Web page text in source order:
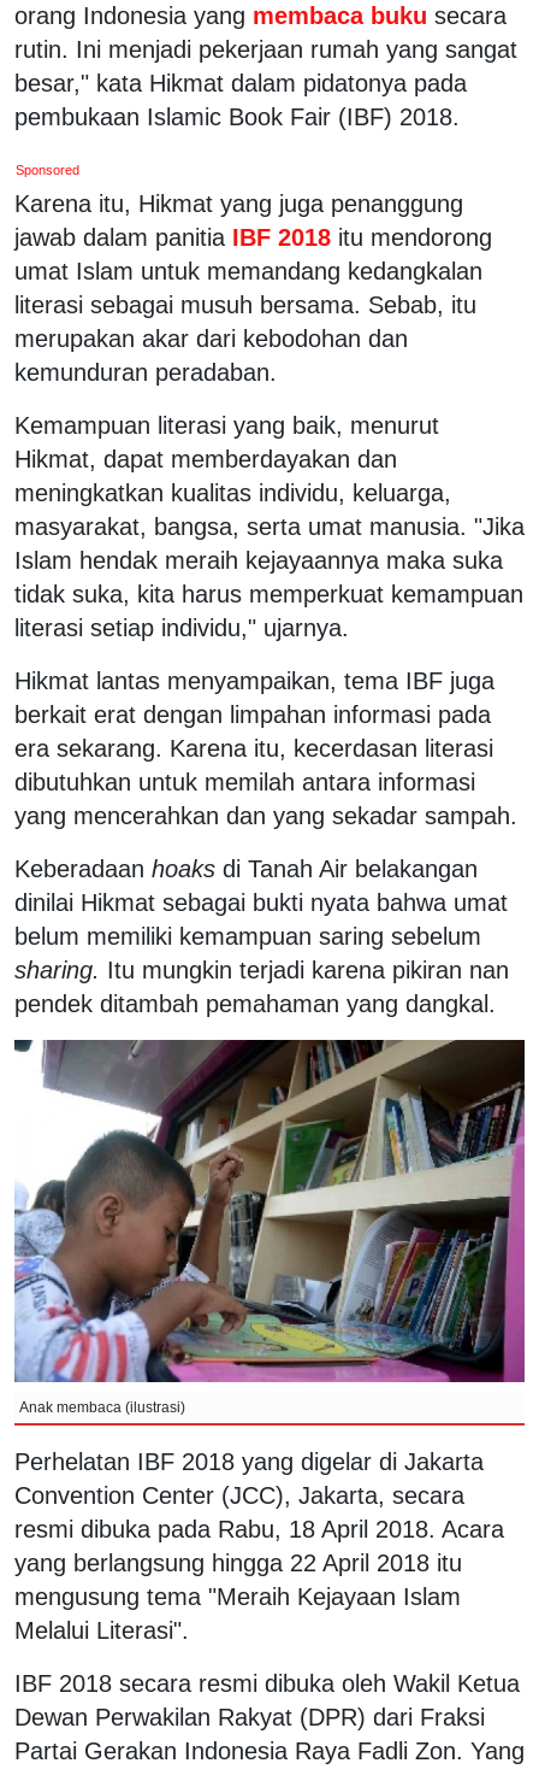
orang Indonesia yang membaca buku secara
rutin. Ini menjadi pekerjaan rumah yang sangat
besar," kata Hikmat dalam pidatonya pada
pembukaan Islamic Book Fair (IBF) 2018.
Sponsored
Karena itu, Hikmat yang juga penanggung
jawab dalam panitia IBF 2018 itu mendorong
umat Islam untuk memandang kedangkalan
literasi sebagai musuh bersama. Sebab, itu
merupakan akar dari kebodohan dan
kemunduran peradaban.
Kemampuan literasi yang baik, menurut
Hikmat, dapat memberdayakan dan
meningkatkan kualitas individu, keluarga,
masyarakat, bangsa, serta umat manusia. "Jika
Islam hendak meraih kejayaannya maka suka
tidak suka, kita harus memperkuat kemampuan
literasi setiap individu," ujarnya.
Hikmat lantas menyampaikan, tema IBF juga
berkait erat dengan limpahan informasi pada
era sekarang. Karena itu, kecerdasan literasi
dibutuhkan untuk memilah antara informasi
yang mencerahkan dan yang sekadar sampah.
Keberadaan hoaks di Tanah Air belakangan
dinilai Hikmat sebagai bukti nyata bahwa umat
belum memiliki kemampuan saring sebelum
sharing. Itu mungkin terjadi karena pikiran nan
pendek ditambah pemahaman yang dangkal.
Anak membaca (ilustrasi)
Perhelatan IBF 2018 yang digelar di Jakarta
Convention Center (JCC), Jakarta, secara
resmi dibuka pada Rabu, 18 April 2018. Acara
yang berlangsung hingga 22 April 2018 itu
mengusung tema "Meraih Kejayaan Islam
Melalui Literasi".
IBF 2018 secara resmi dibuka oleh Wakil Ketua
Dewan Perwakilan Rakyat (DPR) dari Fraksi
Partai Gerakan Indonesia Raya Fadli Zon. Yang